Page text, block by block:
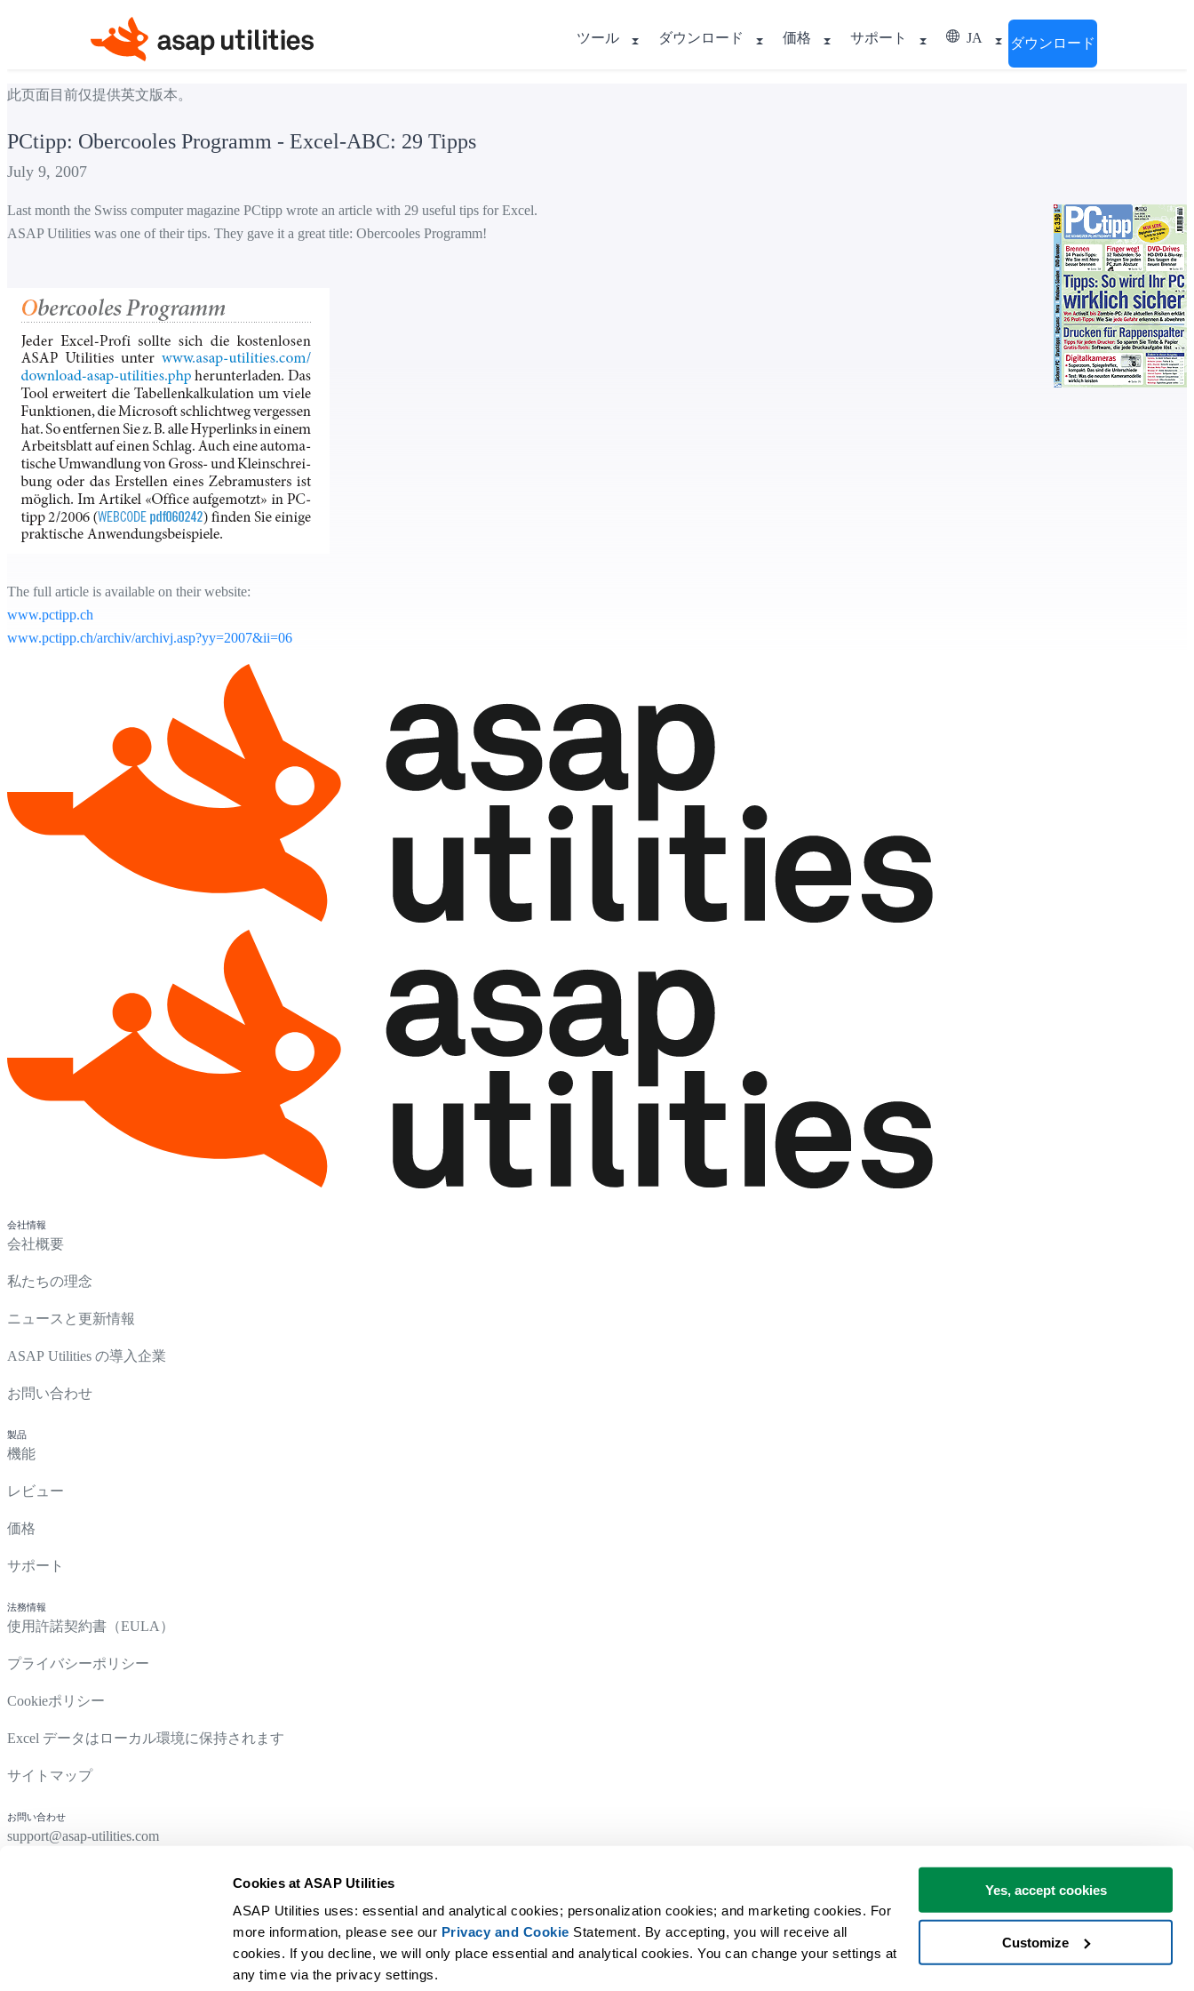
Cookies at ASAP Utilities
ASAP Utilities uses: essential and analytical cookies; personalization cookies; and marketing cookies. For
more information, please see our Privacy and Cookie Statement. By accepting, you will receive all
cookies. If you decline, we will only place essential and analytical cookies. You can change your settings at
any time via the privacy settings.
Yes, accept cookies
Customize
ツール ダウンロード 価格 サポート JA ダウンロード
此页面目前仅提供英文版本。
PCtipp: Obercooles Programm - Excel-ABC: 29 Tipps
July 9, 2007
Last month the Swiss computer magazine PCtipp wrote an article with 29 useful tips for Excel.
ASAP Utilities was one of their tips. They gave it a great title: Obercooles Programm!
The full article is available on their website:
www.pctipp.ch
www.pctipp.ch/archiv/archivj.asp?yy=2007&ii=06
会社情報
会社概要
私たちの理念
ニュースと更新情報
ASAP Utilities の導入企業
お問い合わせ
製品
機能
レビュー
価格
サポート
法務情報
使用許諾契約書（EULA）
プライバシーポリシー
Cookieポリシー
Excel データはローカル環境に保持されます
サイトマップ
お問い合わせ
support@asap-utilities.com